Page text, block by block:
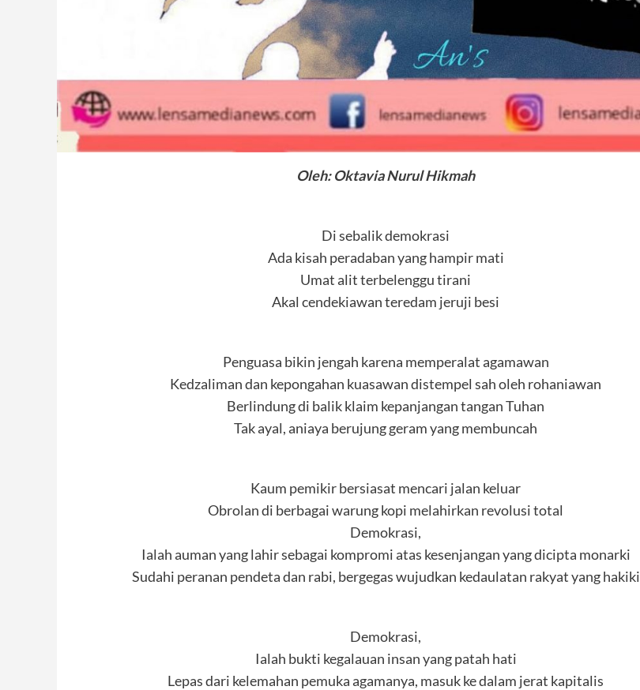
Oleh: Oktavia Nurul Hikmah
Di sebalik demokrasi
Ada kisah peradaban yang hampir mati
Umat alit terbelenggu tirani
Akal cendekiawan teredam jeruji besi
Penguasa bikin jengah karena memperalat agamawan
Kedzaliman dan kepongahan kuasawan distempel sah oleh rohaniawan
Berlindung di balik klaim kepanjangan tangan Tuhan
Tak ayal, aniaya berujung geram yang membuncah
Kaum pemikir bersiasat mencari jalan keluar
Obrolan di berbagai warung kopi melahirkan revolusi total
Demokrasi,
Ialah auman yang lahir sebagai kompromi atas kesenjangan yang dicipta monarki
Sudahi peranan pendeta dan rabi, bergegas wujudkan kedaulatan rakyat yang hakiki
Demokrasi,
Ialah bukti kegalauan insan yang patah hati
Lepas dari kelemahan pemuka agamanya, masuk ke dalam jerat kapitalis